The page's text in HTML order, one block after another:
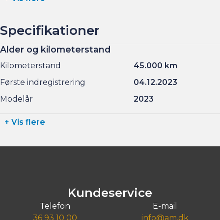
Specifikationer
Alder og kilometerstand
Kilometerstand
45.000 km
Første indregistrering
04.12.2023
Modelår
2023
+ Vis flere
Kundeservice
Telefon
36 93 10 00
E-mail
info@am.dk